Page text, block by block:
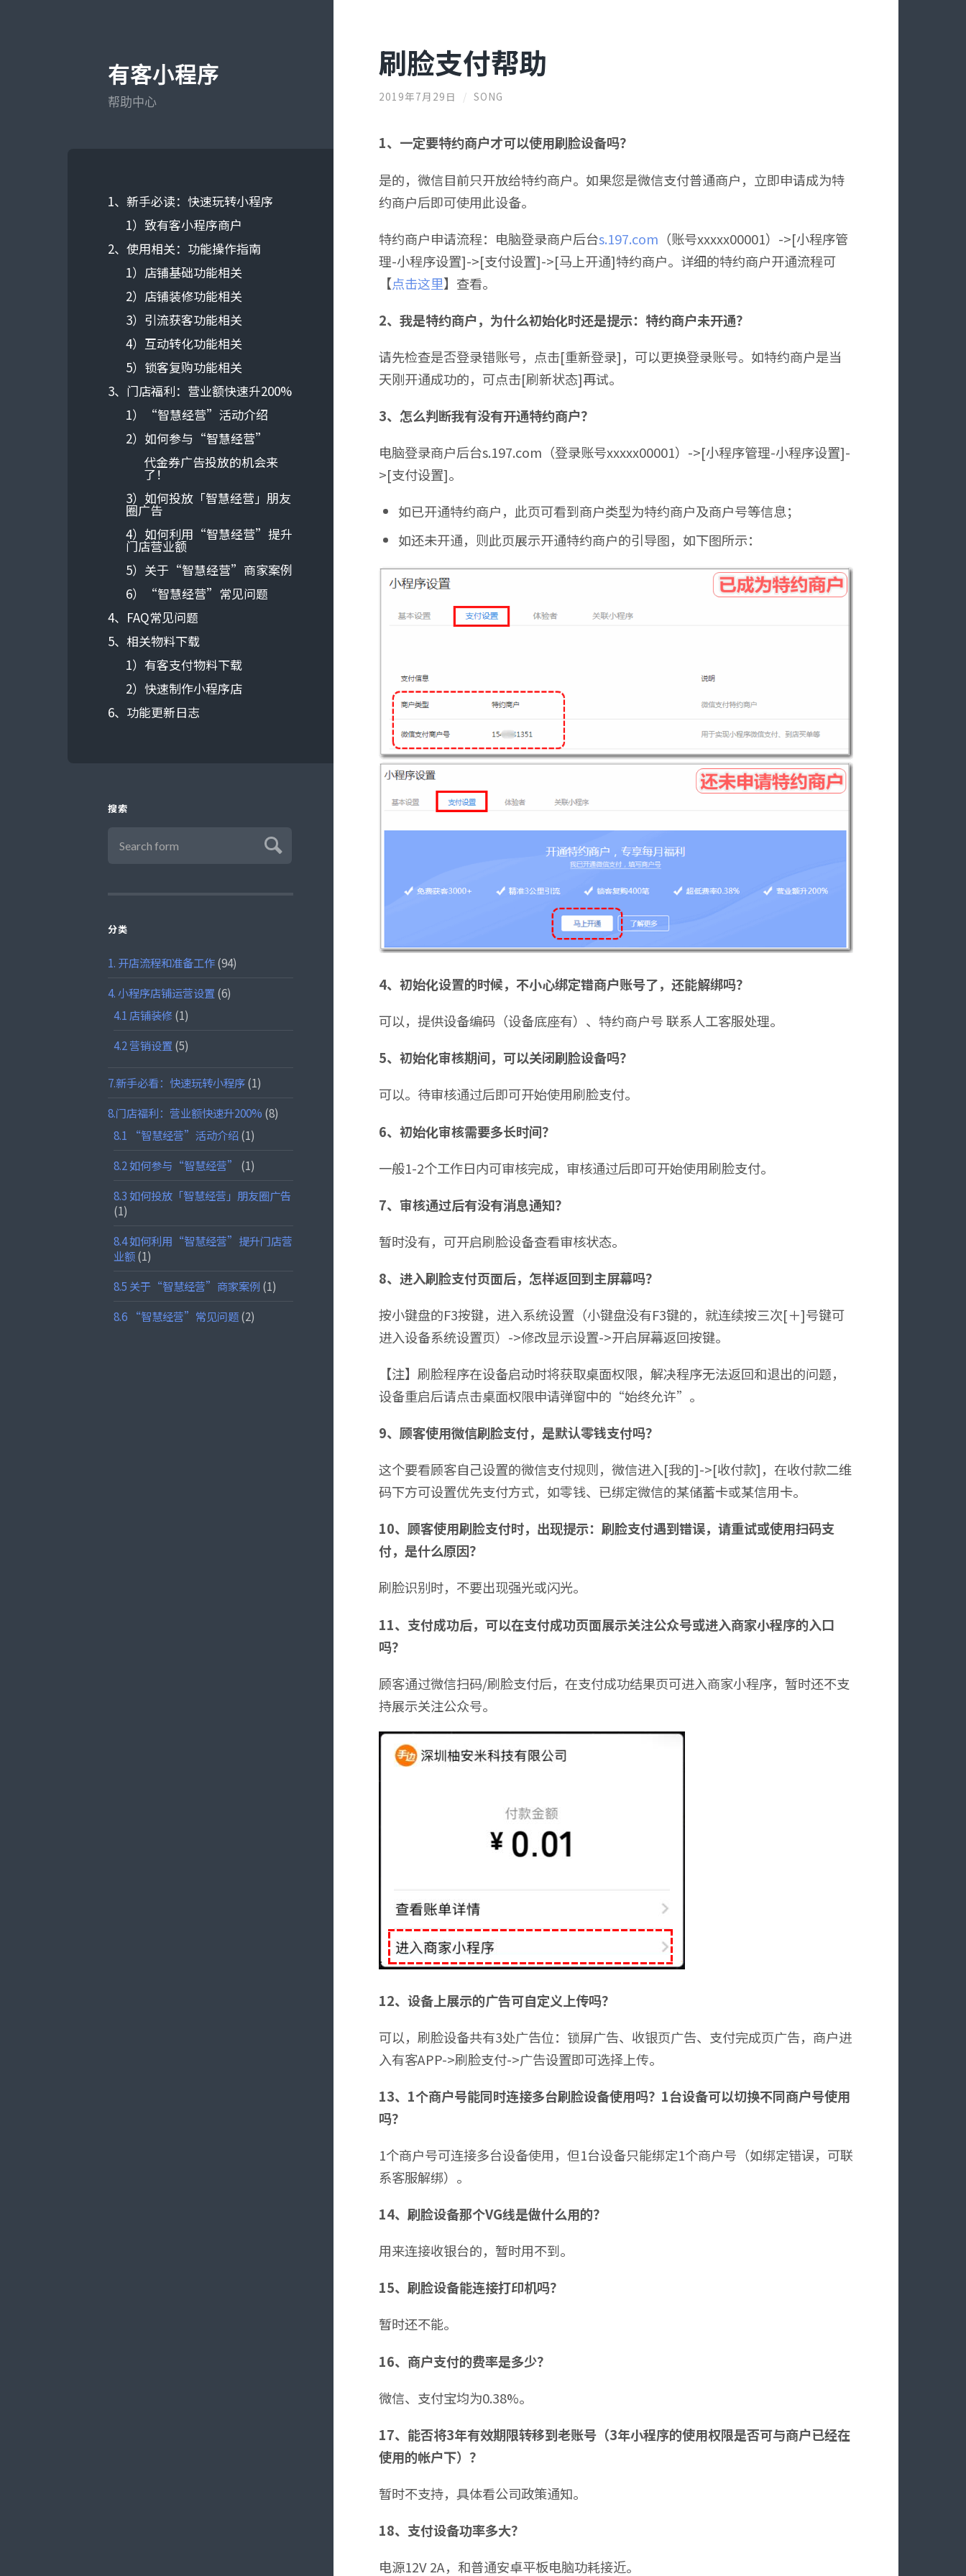
有客小程序
帮助中心
1、新手必读：快速玩转小程序
1）致有客小程序商户
2、使用相关：功能操作指南
1）店铺基础功能相关
2）店铺装修功能相关
3）引流获客功能相关
4）互动转化功能相关
5）锁客复购功能相关
3、门店福利：营业额快速升200%
1）“智慧经营”活动介绍
2）如何参与“智慧经营”
代金券广告投放的机会来
了！
3）如何投放「智慧经营」朋友
圈广告
4）如何利用“智慧经营”提升
门店营业额
5）关于“智慧经营”商家案例
6）“智慧经营”常见问题
4、FAQ常见问题
5、相关物料下载
1）有客支付物料下载
2）快速制作小程序店
6、功能更新日志
搜索
分类
1. 开店流程和准备工作(94)
4. 小程序店铺运营设置 (6)
4.1 店铺装修 (1)
4.2 营销设置 (5)
7.新手必看：快速玩转小程序(1)
8.门店福利：营业额快速升200% (8)
8.1 “智慧经营”活动介绍(1)
8.2 如何参与“智慧经营”
(1)
8.3 如何投放「智慧经营」朋友圈广告
(1)
8.4 如何利用“智慧经营”提升门店营
业额(1)
8.5 关于“智慧经营”商家案例 (1)
8.6 “智慧经营”常见问题(2)
刷脸支付帮助
2019年7月29日 / SONG
1、一定要特约商户才可以使用刷脸设备吗？
是的，微信目前只开放给特约商户。如果您是微信支付普通商户，立即申请成为特
约商户后即可使用此设备。
特约商户申请流程：电脑登录商户后台s.197.com （账号xxxxx00001）->[小程序管
理-小程序设置]->[支付设置]->[马上开通]特约商户。详细的特约商户开通流程可
【点击这里】查看。
2、我是特约商户，为什么初始化时还是提示：特约商户未开通？
请先检查是否登录错账号，点击[重新登录]，可以更换登录账号。如特约商户是当
天刚开通成功的，可点击[刷新状态]再试。
3、怎么判断我有没有开通特约商户？
电脑登录商户后台s.197.com（登录账号xxxxx00001）->[小程序管理-小程序设置]-
>[支付设置]。
如已开通特约商户，此页可看到商户类型为特约商户及商户号等信息；
如还未开通，则此页展示开通特约商户的引导图，如下图所示：
4、初始化设置的时候，不小心绑定错商户账号了，还能解绑吗？
可以，提供设备编码（设备底座有）、特约商户号 联系人工客服处理。
5、初始化审核期间，可以关闭刷脸设备吗？
可以。待审核通过后即可开始使用刷脸支付。
6、初始化审核需要多长时间？
一般1-2个工作日内可审核完成，审核通过后即可开始使用刷脸支付。
7、审核通过后有没有消息通知？
暂时没有，可开启刷脸设备查看审核状态。
8、进入刷脸支付页面后，怎样返回到主屏幕吗？
按小键盘的F3按键，进入系统设置（小键盘没有F3键的，就连续按三次[＋]号键可
进入设备系统设置页）->修改显示设置->开启屏幕返回按键。
【注】刷脸程序在设备启动时将获取桌面权限，解决程序无法返回和退出的问题，
设备重启后请点击桌面权限申请弹窗中的“始终允许”。
9、顾客使用微信刷脸支付，是默认零钱支付吗？
这个要看顾客自己设置的微信支付规则，微信进入[我的]->[收付款]，在收付款二维
码下方可设置优先支付方式，如零钱、已绑定微信的某储蓄卡或某信用卡。
10、顾客使用刷脸支付时，出现提示：刷脸支付遇到错误，请重试或使用扫码支
付，是什么原因？
刷脸识别时，不要出现强光或闪光。
11、支付成功后，可以在支付成功页面展示关注公众号或进入商家小程序的入口
吗？
顾客通过微信扫码/刷脸支付后，在支付成功结果页可进入商家小程序，暂时还不支
持展示关注公众号。
12、设备上展示的广告可自定义上传吗？
可以，刷脸设备共有3处广告位：锁屏广告、收银页广告、支付完成页广告，商户进
入有客APP->刷脸支付->广告设置即可选择上传。
13、1个商户号能同时连接多台刷脸设备使用吗？1台设备可以切换不同商户号使用
吗？
1个商户号可连接多台设备使用，但1台设备只能绑定1个商户号（如绑定错误，可联
系客服解绑）。
14、刷脸设备那个VG线是做什么用的？
用来连接收银台的，暂时用不到。
15、刷脸设备能连接打印机吗？
暂时还不能。
16、 商户支付的费率是多少？
微信、支付宝均为0.38%。
17、能否将3年有效期限转移到老账号（3年小程序的使用权限是否可与商户已经在
使用的帐户下）？
暂时不支持，具体看公司政策通知。
18、支付设备功率多大？
电源12V 2A，和普通安卓平板电脑功耗接近。